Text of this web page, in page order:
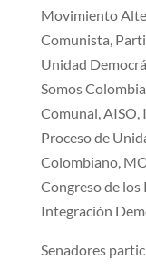
Movimiento
Comunista,
Unidad
Somos
Comunal, AISO,
Proceso de
Colombiano,
Congreso de
Integración
Senadores